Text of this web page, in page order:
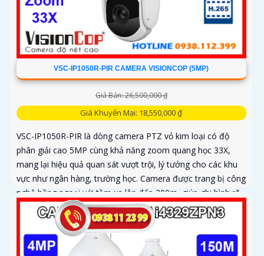
VSC-IP1050R-PIR CAMERA VISIONCOP (5MP)
Giá Bán: 26,500,000 ₫
Giá Khuyến Mại: 18,550,000 ₫
VSC-IP1050R-PIR là dòng camera PTZ vỏ kim loại có độ
phân giải cao 5MP cùng khả năng zoom quang học 33X,
mang lại hiệu quả quan sát vượt trội, lý tưởng cho các khu
vực như ngân hàng, trường học. Camera được trang bị công
nghệ hồng ngoại với tầm xa lên đến 200m, giúp ghi hình rõ
nét cả ban ngày lẫn ban đêm